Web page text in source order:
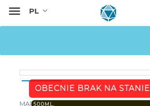

OBECNIE BRAK NA STANIE
500ML.
MARKA